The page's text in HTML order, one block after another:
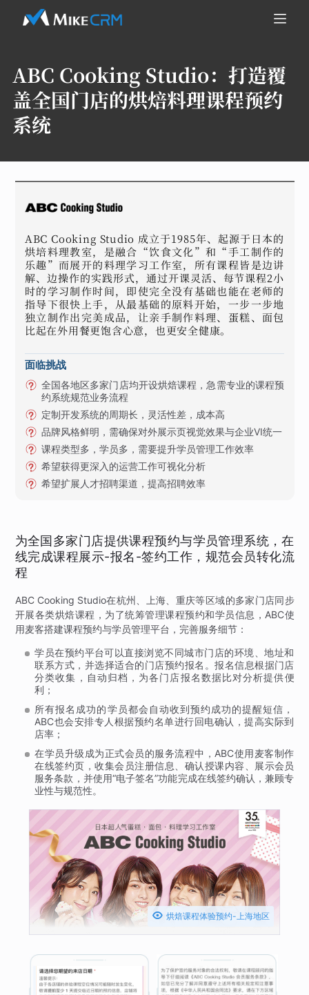
ABC Cooking Studio： 打造覆
盖全国门店的烘焙料理课程预约
系统
ABC Cooking Studio 成立于1985年、起源于日本的
烘培料理教室，是融合“饮食文化”和“手工制作的
乐趣”而展开的料理学习工作室，所有课程皆是边讲
解、边操作的实践形式，通过开课灵活、每节课程2小
时的学习制作时间，即使完全没有基础也能在老师的
指导下很快上手，从最基础的原料开始，一步一步地
独立制作出完美成品，让亲手制作料理、蛋糕、面包
比起在外用餐更饱含心意，也更安全健康。
面临挑战
全国各地区多家门店均开设烘焙课程，急需专业的课程预
约系统规范业务流程
定制开发系统的周期长，灵活性差，成本高
品牌风格鲜明，需确保对外展示页视觉效果与企业VI统一
课程类型多，学员多，需要提升学员管理工作效率
希望获得更深入的运营工作可视化分析
希望扩展人才招聘渠道，提高招聘效率
为全国多家门店提供课程预约与学员管理系统，在
线完成课程展示-报名-签约工作，规范会员转化流
程
ABC Cooking Studio在杭州、上海、重庆等区域的多家门店同步
开展各类烘焙课程，为了统筹管理课程预约和学员信息，ABC使
用麦客搭建课程预约与学员管理平台，完善服务细节：
学员在预约平台可以直接浏览不同城市门店的环境、地址和
联系方式，并选择适合的门店预约报名。报名信息根据门店
分类收集，自动归档，为各门店报名数据比对分析提供便
利；
所有报名成功的学员都会自动收到预约成功的提醒短信，
ABC也会安排专人根据预约名单进行回电确认，提高实际到
店率；
在学员升级成为正式会员的服务流程中，ABC使用麦客制作
在线签约页，收集会员注册信息、确认授课内容、展示会员
服务条款，并使用“电子签名”功能完成在线签约确认，兼顾专
业性与规范性。
 烘焙课程体验预约-上海地区